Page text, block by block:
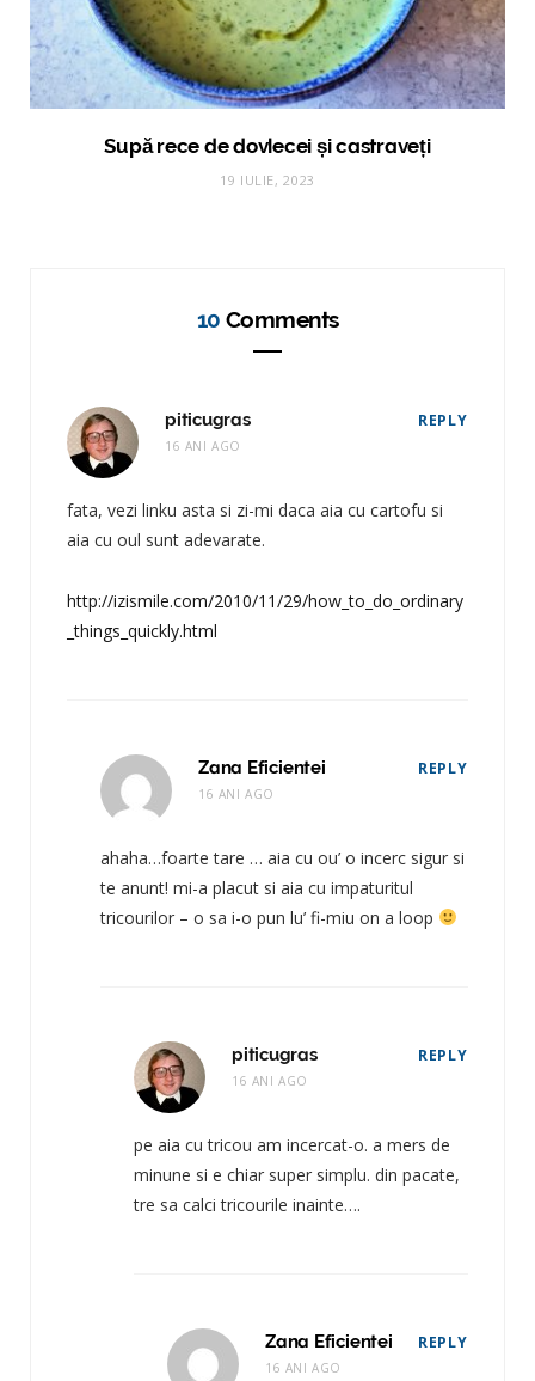
Supă rece de dovlecei și castraveți
19 IULIE, 2023
10 Comments
piticugras
16 ANI AGO
REPLY
fata, vezi linku asta si zi-mi daca aia cu cartofu si
aia cu oul sunt adevarate.
http://izismile.com/2010/11/29/how_to_do_ordinary
_things_quickly.html
Zana Eficientei
16 ANI AGO
REPLY
ahaha…foarte tare … aia cu ou’ o incerc sigur si
te anunt! mi-a placut si aia cu impaturitul
tricourilor – o sa i-o pun lu’ fi-miu on a loop
piticugras
16 ANI AGO
REPLY
pe aia cu tricou am incercat-o. a mers de
minune si e chiar super simplu. din pacate,
tre sa calci tricourile inainte….
Zana Eficientei
16 ANI AGO
REPLY